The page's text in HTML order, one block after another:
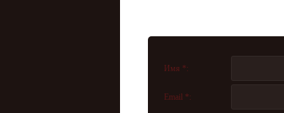
Имя *:
Email *: